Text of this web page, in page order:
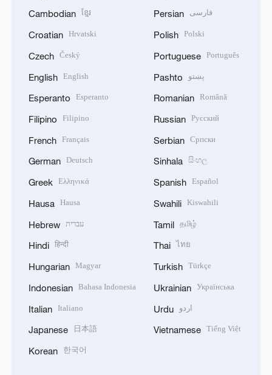
Cambodian ខ្មែរ
Croatian Hrvatski
Czech Český
English English
Esperanto Esperanto
Filipino Filipino
French Français
German Deutsch
Greek Ελληνικά
Hausa Hausa
Hebrew עברית
Hindi हिन्दी
Hungarian Magyar
Indonesian Bahasa Indonesia
Italian Italiano
Japanese 日本語
Korean 한국어
Persian فارسی
Polish Polski
Portuguese Português
Pashto پښتو
Romanian Română
Russian Русский
Serbian Српски
Sinhala සිංහල
Spanish Español
Swahili Kiswahili
Tamil தமிழ்
Thai ไทย
Turkish Türkçe
Ukrainian Українська
Urdu اردو
Vietnamese Tiếng Việt